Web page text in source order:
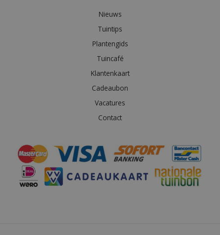
Nieuws
Tuintips
Plantengids
Tuincafé
Klantenkaart
Cadeaubon
Vacatures
Contact